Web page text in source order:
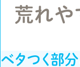
荒れや
ベタつく部分